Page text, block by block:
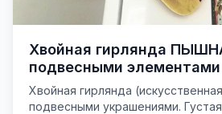
Хвойная гирлянда
подвесными элементами
Хвойная гирлянда
подвесными украшениями.